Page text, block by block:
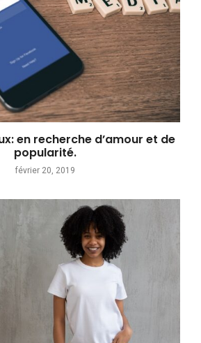
en recherche d’amour et de
popularité.
février 20, 2019